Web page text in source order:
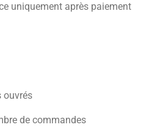
uniquement après paiement
ouvrés
de commandes